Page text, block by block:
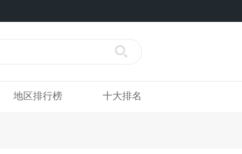
地区排行榜 十大排名